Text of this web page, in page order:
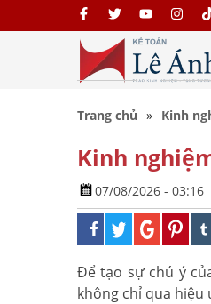
Trang chủ Kinh
Kinh
07/08/2026 - 03:16
Để tạo sự chú ý
không chỉ qua hiệu